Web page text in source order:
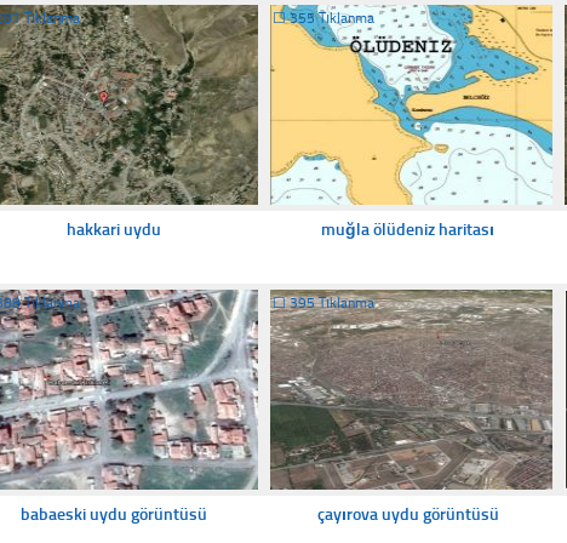
Tıklanma
hakkari uydu
☐355 Tıklanma
muğla ölüdeniz haritası
Tıklanma
babaeski uydu görüntüsü
☐395 Tıklanma
çayırova uydu görüntüsü